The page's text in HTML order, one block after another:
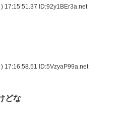
) 17:15:51.37 ID:92y1BEr3a.net
) 17:16:58.51 ID:5VzyaP99a.net
どな